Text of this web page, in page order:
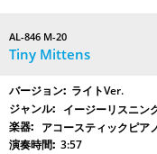
AL-846 M-20
Tiny Mittens
ライトVer.
イージーリスニン
アコースティックピア
3:57